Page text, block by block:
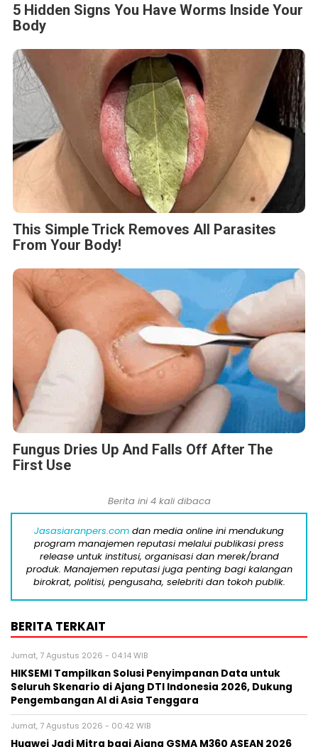
5 Hidden Signs You Have Worms Inside Your
Body
This Simple Trick Removes All Parasites
From Your Body!
Fungus Dries Up And Falls Off After The
First Use
Berita ini 4 kali dibaca
Jasasiaranpers.com dan media online ini mendukung
program manajemen reputasi melalui publikasi press
release untuk institusi, organisasi dan merek/brand
produk. Manajemen reputasi juga penting bagi kalangan
birokrat, politisi, pengusaha, selebriti dan tokoh publik.
BERITA TERKAIT
Jumat, 7 Agustus 2026 - 04:14 WIB
HIKSEMI Tampilkan Solusi Penyimpanan Data untuk
Seluruh Skenario di Ajang DTI Indonesia 2026, Dukung
Pengembangan AI di Asia Tenggara
Jumat, 7 Agustus 2026 - 00:42 WIB
Huawei Jadi Mitra bagi Ajang GSMA M360 ASEAN 2026